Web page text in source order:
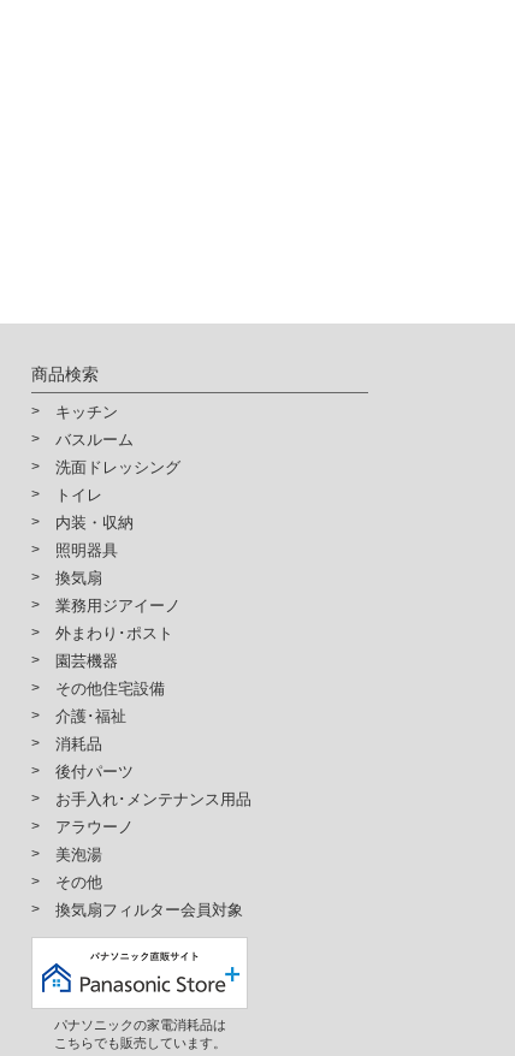
商品検索
キッチン
バスルーム
洗面ドレッシング
トイレ
内装・収納
照明器具
換気扇
業務用ジアイーノ
外まわり･ポスト
園芸機器
その他住宅設備
介護･福祉
消耗品
後付パーツ
お手入れ･メンテナンス用品
アラウーノ
美泡湯
その他
換気扇フィルター会員対象
パナソニックの家電消耗品は
こちらでも販売しています。